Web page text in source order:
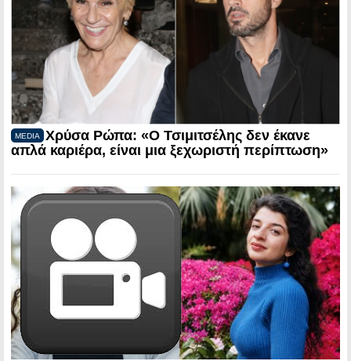
MEDIA
Χρύσα Ρώπα: «Ο Τσιμιτσέλης δεν έκανε
απλά καριέρα, είναι μια ξεχωριστή περίπτωση»